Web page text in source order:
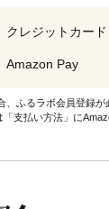
クレジットカード
Amazon Pay
ふるラボ会員登録が
支払い方法」に